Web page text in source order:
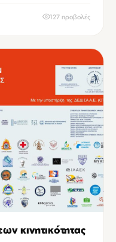
127 προβολές
κινητικότητας